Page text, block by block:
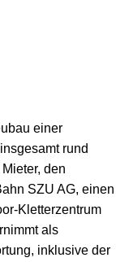
einer
rund
den
SZU AG, einen
Kletterzentrum
als
inklusive der